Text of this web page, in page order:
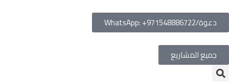
دعوة/WhatsApp: +971548886722
جميع المشاريع